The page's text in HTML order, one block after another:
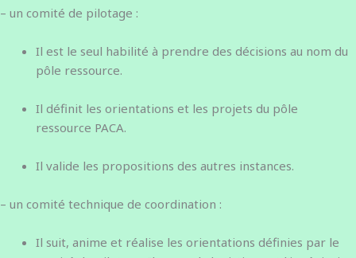
– un comité de pilotage :
Il est le seul habilité à prendre des décisions au nom du
pôle ressource.
Il définit les orientations et les projets du pôle
ressource PACA.
Il valide les propositions des autres instances.
– un comité technique de coordination :
Il suit, anime et réalise les orientations définies par le